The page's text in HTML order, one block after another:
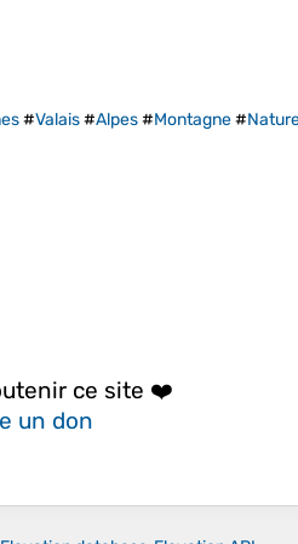
#Valais#Alpes#Montagne#
ce site ❤️
un don